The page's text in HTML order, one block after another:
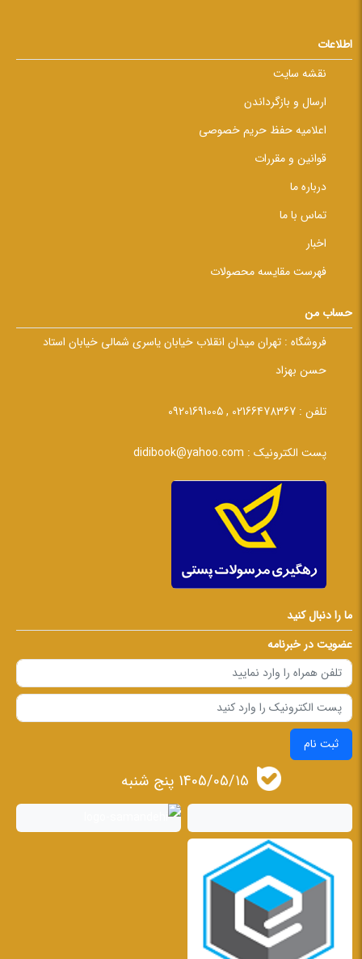
اطلاعات
نقشه سایت
ارسال و بازگرداندن
اعلامیه حفظ حریم خصوصی
قوانین و مقررات
درباره ما
تماس با ما
اخبار
فهرست مقایسه محصولات
حساب من
فروشگاه : تهران میدان انقلاب خیابان یاسری شمالی خیابان استاد
حسن بهزاد
تلفن : 02166478367 , 09201691005
پست الکترونیک : didibook@yahoo.com
ما را دنبال کنید
عضویت در خبرنامه
ثبت نام
1405/05/15 پنج شنبه